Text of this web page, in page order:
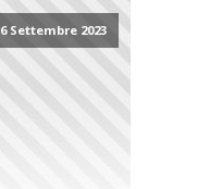
6 Settembre 2023